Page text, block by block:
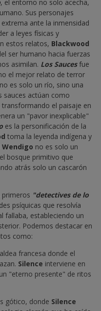
, el entorno no solo acecha,
Sus personajes
ante la inmensidad
a leyes físicas y
estos relatos, Blackwood
ser humano hacia fuerzas
asimilan. Los Saucesfue
el mejor relato de terror
no es solo un río, sino una
sauces actúan como
el paisaje en
un "pavor inexplicable"
es la personificación de la
toma la leyenda indígena y
Wendigo no es solo un
bosque primitivo que
atrás solo un cascarón
primeros "detectives de lo
psíquicas que resolvía
fallaba, estableciendo un
Podemos destacar en
como:
francesa donde el
Silence interviene en
"eterno presente" de ritos
gótico, donde Silence